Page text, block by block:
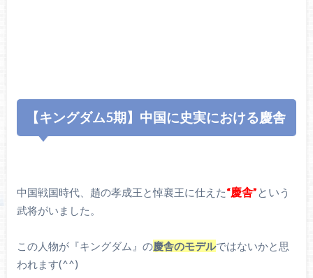
【キングダム5期】中国に史実における慶舎
中国戦国時代、趙の孝成王と悼襄王に仕えた“慶舎” とい う
武将がいました。
この人物が『キングダム』の慶舎のモデルではないかと思
われます(^^)